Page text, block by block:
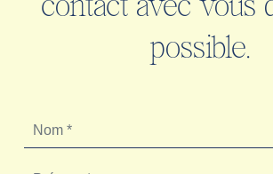
contact avec vous
possible.